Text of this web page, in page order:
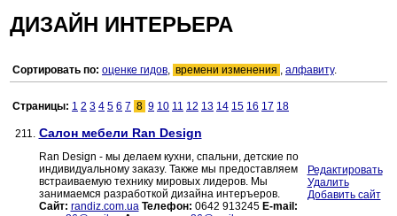
ДИЗАЙН ИНТЕРЬЕРА
Сортировать по: оценке гидов, времени изменения , алфавиту.
Страницы: 1 2 3 4 5 6 7 8 9 10 11 12 13 14 15 16 17 18
211. Салон мебели Ran Design
Ran Design - мы делаем кухни, спальни, детские по
индивидуальному заказу. Также мы предоставляем
встраиваемую технику мировых лидеров. Мы
занимаемся разработкой дизайна интеръеров.
Сайт: randiz.com.ua Телефон: 0642 913245 E-mail:
Редактировать
Удалить
Добавить сайт